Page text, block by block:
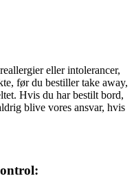
eller intolerancer,
før du bestiller take away,
Hvis du har bestilt bord,
blive vores ansvar, hvis